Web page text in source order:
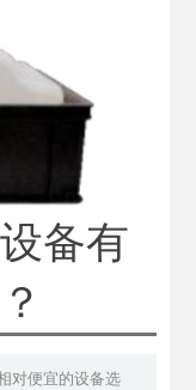
备有
对便宜的设备选